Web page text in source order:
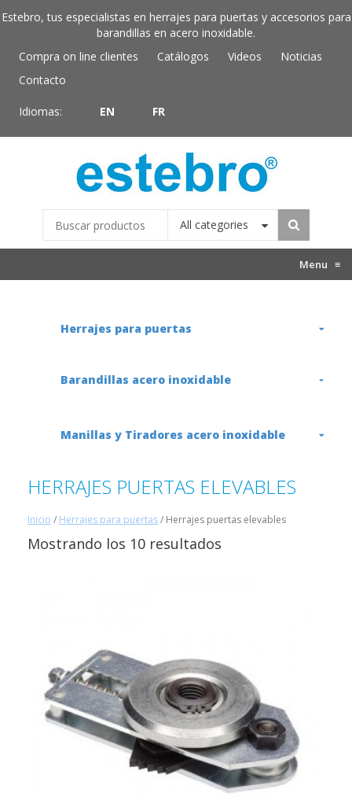
Estebro, tus especialistas en herrajes para puertas y accesorios para
barandillas en acero inoxidable.
Compra on line clientes
Catálogos Videos
Noticias
Contacto
Idiomas: EN FR
All categories
Menu ≡
Herrajes para puertas
Barandillas acero inoxidable
Manillas y Tiradores acero inoxidable
HERRAJES PUERTAS ELEVABLES
Inicio / Herrajes para puertas/ Herrajes puertas elevables
Mostrando los 10 resultados